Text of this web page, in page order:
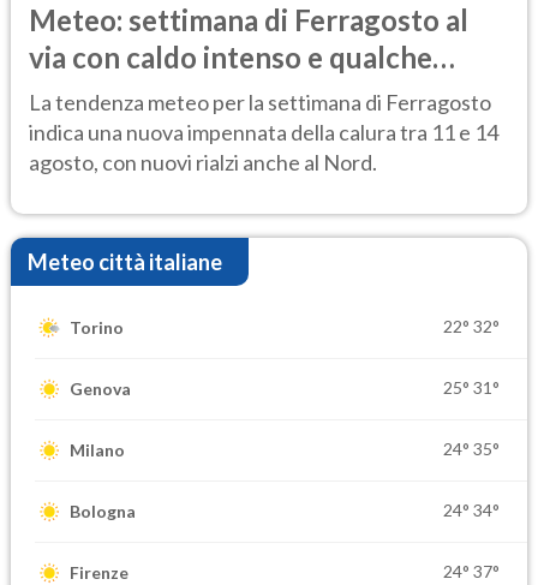
Meteo: settimana di Ferragosto al
via con caldo intenso e qualche
temporale
La tendenza meteo per la settimana di Ferragosto
indica una nuova impennata della calura tra 11 e 14
agosto, con nuovi rialzi anche al Nord.
Meteo città italiane
Torino 22° 32°
Genova 25° 31°
Milano 24° 35°
Bologna 24° 34°
Firenze 24° 37°